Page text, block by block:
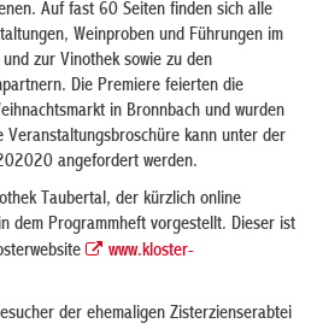
Auf fast 60 Seiten finden sich alle
Weinproben und Führungen im
zur Vinothek sowie zu den
Die Premiere feierten die
in Bronnbach und wurden
Veranstaltungsbroschüre kann unter der
angefordert werden.
Taubertal, der kürzlich online
dem Programmheft vorgestellt. Dieser ist
www.kloster-
der ehemaligen Zisterzienserabtei